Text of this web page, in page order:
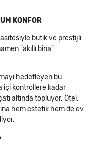
KONFOR
butik ve prestijli
"akıllı bina"
hedefleyen bu
içi kontrollere kadar
altında topluyor. Otel,
hem estetik hem de ev